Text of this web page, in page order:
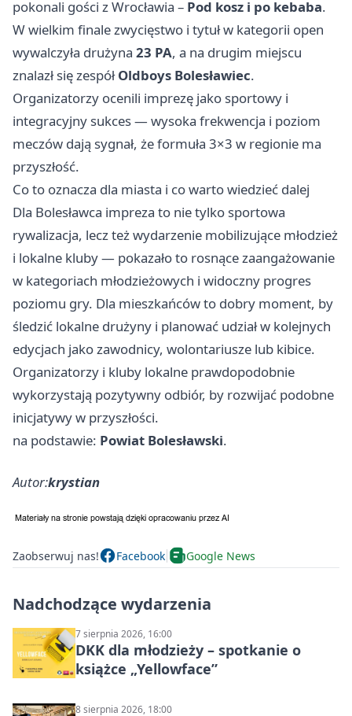
pokonali gości zWrocławia – Pod kosz i po kebaba.
W wielkim finale zwycięstwo i tytuł w kategorii open
wywalczyła drużyna 23 PA, a na drugim miejscu
znalazł się zespółOldboys Bolesławiec.
Organizatorzy ocenili imprezę jako sportowy i
integracyjny sukces — wysoka frekwencja i poziom
meczów dają sygnał, że formuła 3×3 w regionie ma
przyszłość.
Co to oznacza dla miasta i co warto wiedzieć dalej
Dla Bolesławca impreza to nie tylko sportowa
rywalizacja, lecz też wydarzenie mobilizujące młodzież
i lokalne kluby — pokazało to rosnące zaangażowanie
w kategoriach młodzieżowych i widoczny progres
poziomu gry. Dla mieszkańców to dobry moment, by
śledzić lokalne drużyny i planować udział w kolejnych
edycjach jako zawodnicy, wolontariusze lub kibice.
Organizatorzy i kluby lokalne prawdopodobnie
wykorzystają pozytywny odbiór, by rozwijać podobne
inicjatywy w przyszłości.
na podstawie: Powiat Bolesławski.
Autor:krystian
Zaobserwuj nas! Facebook Google News
Nadchodzące wydarzenia
7 sierpnia 2026, 16:00
DKK dla młodzieży – spotkanie o
książce „Yellowface”
8 sierpnia 2026, 18:00